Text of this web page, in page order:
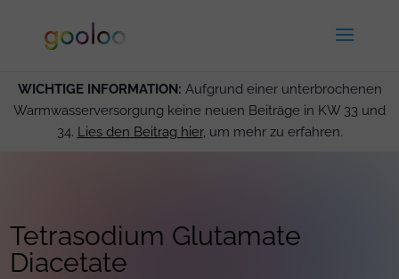
WICHTIGE INFORMATION: Aufgrund einer unterbrochenen
Warmwasserversorgung keine neuen Beiträge in KW 33 und
34. Lies den Beitrag hier, um mehr zu erfahren.
Tetrasodium Glutamate
Diacetate